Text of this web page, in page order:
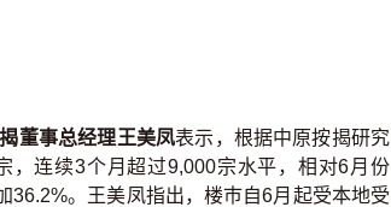
董事总经理王美凤表示，根据中原按揭研究
，连续3个月超过9,000宗水平，相对6月份
36.2%。王美凤指出，楼巿自6月起受本地受